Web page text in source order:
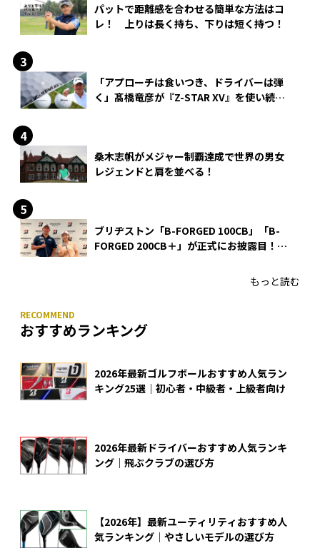
パットで距離感を合わせる簡単な方法はコ
レ！ 上りは長く持ち、下りは短く持つ！
「アプローチは食いつき、ドライバーは弾
く」髙橋竜彦が『Z-STAR XV』を使い続け
桑木志帆がメジャー制覇達成で世界の男女
レジェンドと肩を並べる！
ブリヂストン「B-FORGED 100CB」「B-
FORGED 200CB＋」が正式にお披露目！
もっと読む
おすすめランキング
2026年最新ゴルフボールおすすめ人気ラン
キング25選｜初心者・中級者・上級者向け
2026年最新ドライバーおすすめ人気ランキ
ング｜飛ぶクラブの選び方
【2026年】最新ユーティリティおすすめ人
気ランキング｜やさしいモデルの選び方